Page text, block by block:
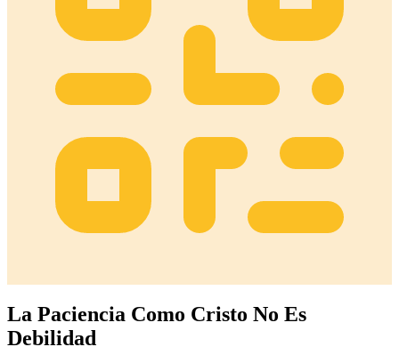
La Paciencia Como Cristo No Es
Debilidad